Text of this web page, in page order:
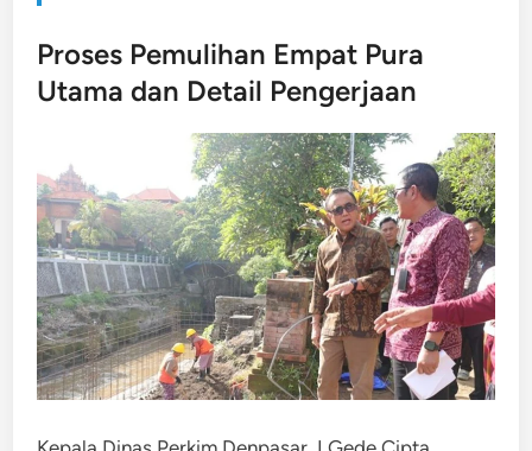
Proses Pemulihan Empat Pura
Utama dan Detail Pengerjaan